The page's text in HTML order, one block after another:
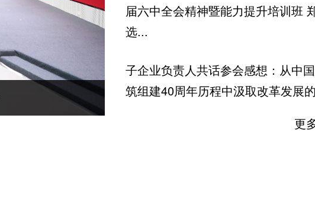
w88优德集团召开“喜迎二十大 建证美
届六中全会精神暨能力提升培训班
选...
子企业负责人共话参会感想：从中
筑组建40周年历程中汲取改革发展
更